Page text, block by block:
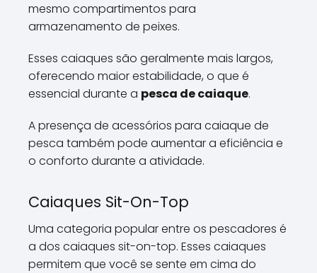
mesmo compartimentos para
armazenamento de peixes.
Esses caiaques são geralmente mais largos,
oferecendo maior estabilidade, o que é
essencial durante a pesca de caiaque.
A presença de acessórios para caiaque de
pesca também pode aumentar a eficiência e
o conforto durante a atividade.
Caiaques Sit-On-Top
Uma categoria popular entre os pescadores é
a dos caiaques sit-on-top. Esses caiaques
permitem que você se sente em cima do